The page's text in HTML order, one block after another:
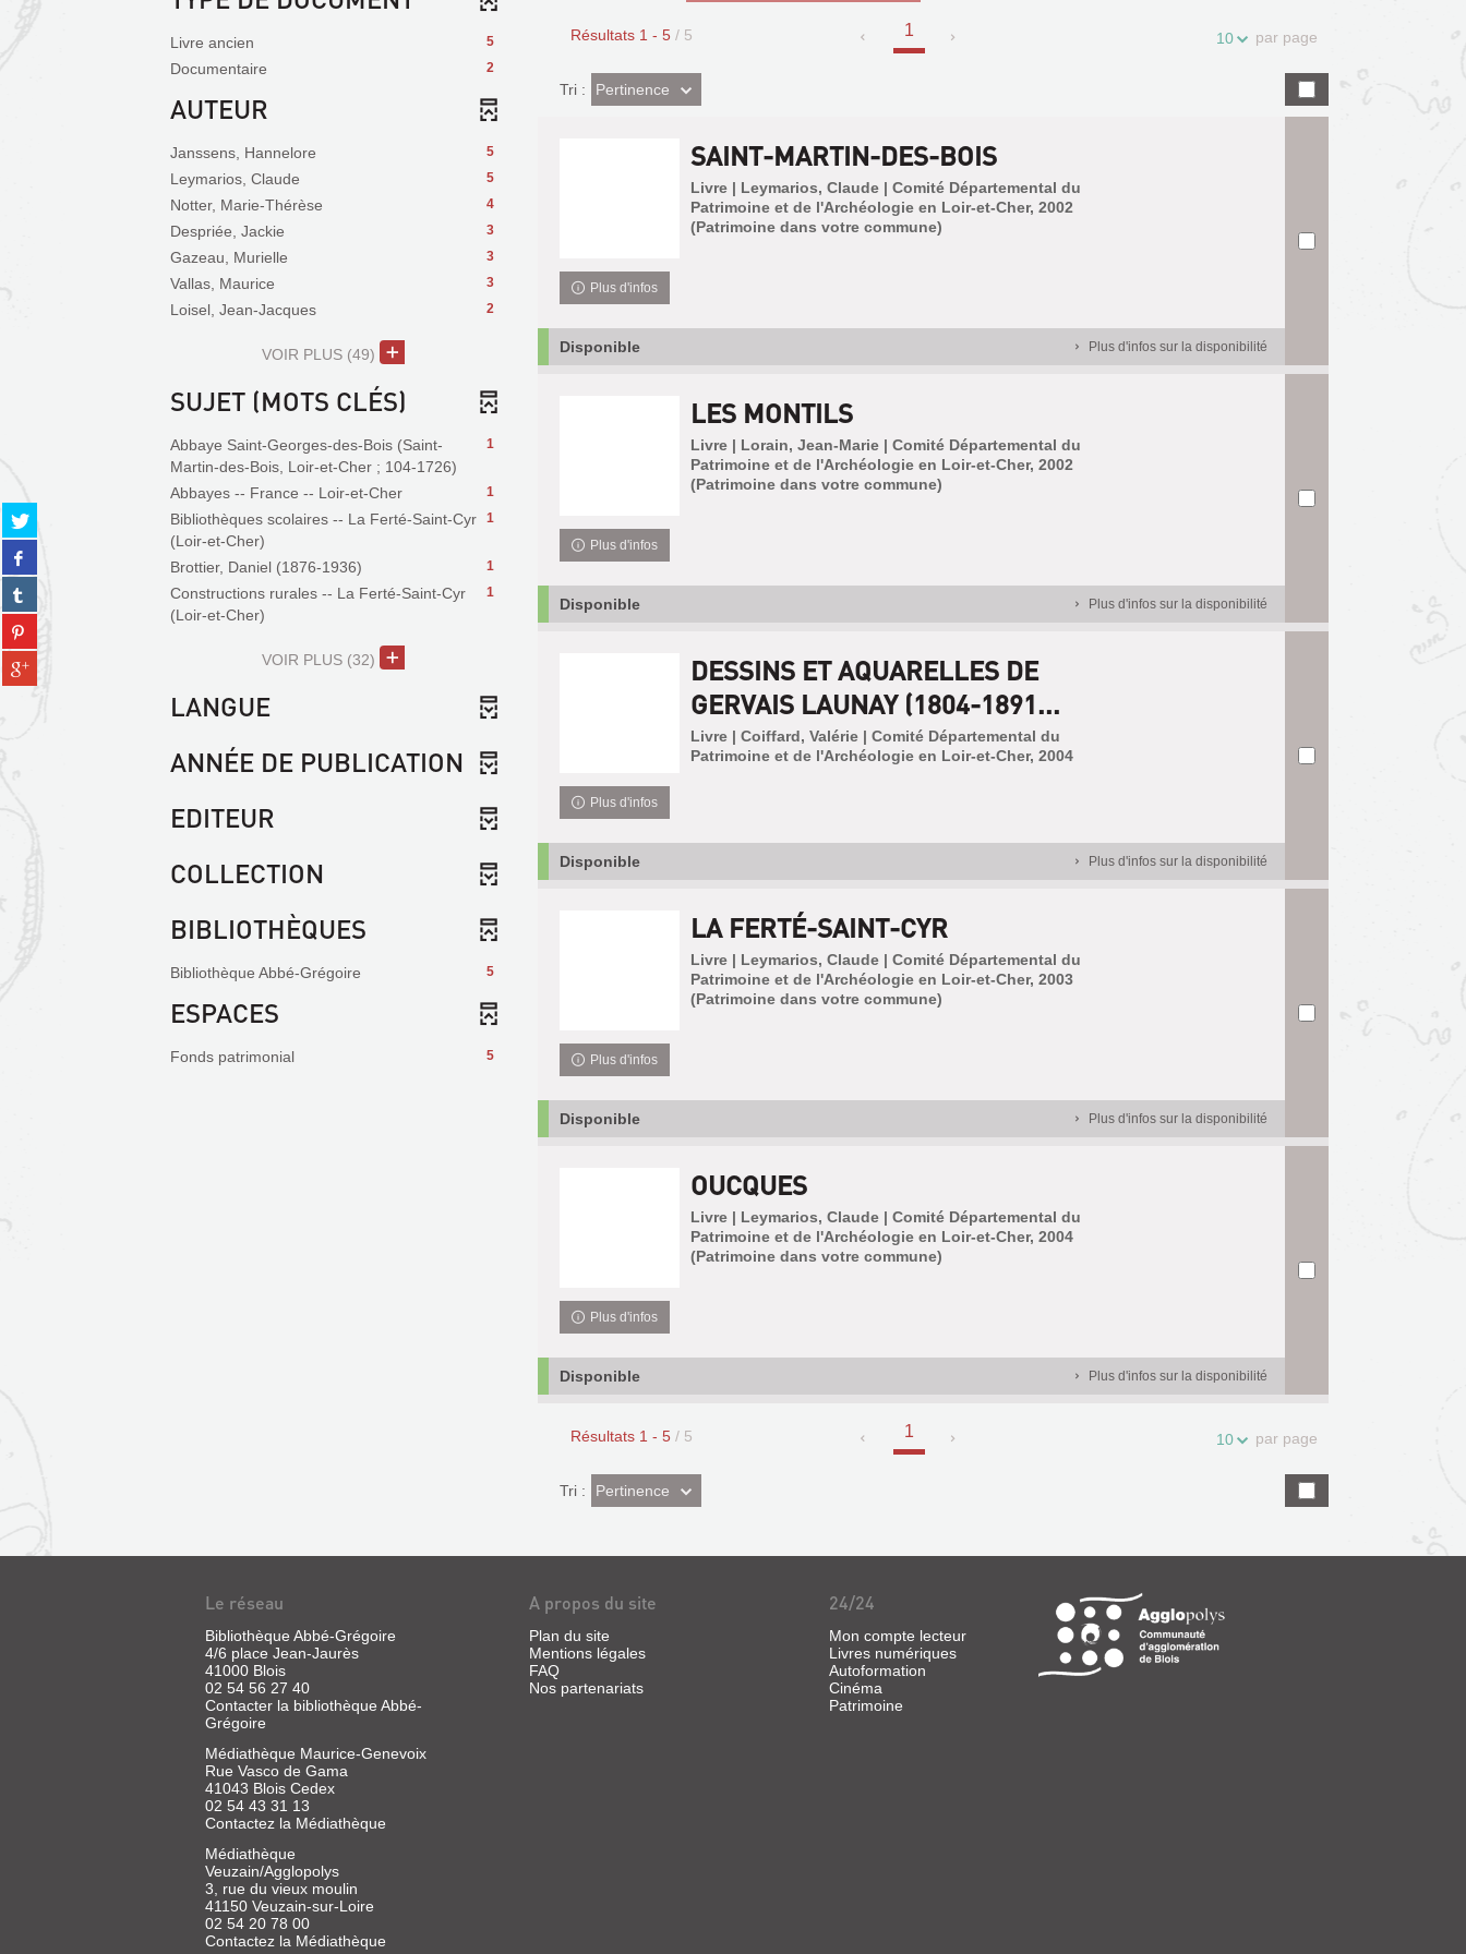
Partager
sur
twitter
(Nouvelle
fenêtre)
Partager
sur
facebook
(Nouvelle
fenêtre)
Partager
sur
tumblr
(Nouvelle
fenêtre)
Partager
sur
pinterest
(Nouvelle
Partager
sur
Résultats 1 - 5 / 5 1 10 par page
Tri :(Effet
imédiat)
Pertinence
SAINT-MARTIN-DES-BOIS
Livre | Leymarios, Claude | Comité Départemental du
Patrimoine et de l'Archéologie en Loir-et-Cher, 2002
(Patrimoine dans votre commune)
Plus d'infos
Disponible Plus d'infos sur la disponibilité
LES MONTILS
Livre | Lorain, Jean-Marie | Comité Départemental du
Patrimoine et de l'Archéologie en Loir-et-Cher, 2002
(Patrimoine dans votre commune)
Plus d'infos
Disponible Plus d'infos sur la disponibilité
DESSINS ET AQUARELLES DE
GERVAIS LAUNAY (1804-1891...
Livre | Coiffard, Valérie | Comité Départemental du
Patrimoine et de l'Archéologie en Loir-et-Cher, 2004
Plus d'infos
Disponible Plus d'infos sur la disponibilité
LA FERTÉ-SAINT-CYR
Livre | Leymarios, Claude | Comité Départemental du
Patrimoine et de l'Archéologie en Loir-et-Cher, 2003
(Patrimoine dans votre commune)
Plus d'infos
Disponible Plus d'infos sur la disponibilité
OUCQUES
Livre | Leymarios, Claude | Comité Départemental du
Patrimoine et de l'Archéologie en Loir-et-Cher, 2004
(Patrimoine dans votre commune)
Plus d'infos
Disponible Plus d'infos sur la disponibilité
Résultats 1 - 5 / 5 1 10 par page
Tri :(Effet
imédiat)
Pertinence
5
Livre ancien
2
Documentaire
AUTEUR
5
Janssens, Hannelore
5
Leymarios, Claude
4
Notter, Marie-Thérèse
3
Despriée, Jackie
3
Gazeau, Murielle
3
Vallas, Maurice
2
Loisel, Jean-Jacques
VOIR PLUS (49)
SUJET (MOTS CLÉS)
1
Abbaye Saint-Georges-des-Bois (Saint-
Martin-des-Bois, Loir-et-Cher ; 104-1726)
1
Abbayes -- France -- Loir-et-Cher
1
Bibliothèques scolaires -- La Ferté-Saint-Cyr
(Loir-et-Cher)
1
Brottier, Daniel (1876-1936)
1
Constructions rurales -- La Ferté-Saint-Cyr
(Loir-et-Cher)
VOIR PLUS (32)
LANGUE
ANNÉE DE PUBLICATION
EDITEUR
COLLECTION
BIBLIOTHÈQUES
5
Bibliothèque Abbé-Grégoire
ESPACES
5
Fonds patrimonial
Le réseau
Bibliothèque Abbé-Grégoire
4/6 place Jean-Jaurès
41000 Blois
02 54 56 27 40
Contacter la bibliothèque Abbé-
Grégoire
Médiathèque Maurice-Genevoix
Rue Vasco de Gama
41043 Blois Cedex
02 54 43 31 13
Contactez la Médiathèque
Médiathèque
Veuzain/Agglopolys
3, rue du vieux moulin
41150 Veuzain-sur-Loire
02 54 20 78 00
Contactez la Médiathèque
A propos du site
Plan du site
Mentions légales
FAQ
Nos partenariats
24/24
Mon compte lecteur
Livres numériques
Autoformation
Cinéma
Patrimoine